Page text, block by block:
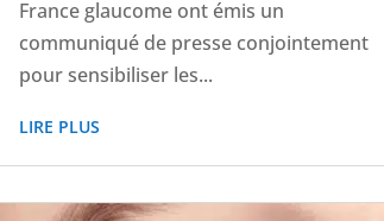
France glaucome ont émis un
communiqué de presse conjointement
pour sensibiliser les...
LIRE PLUS